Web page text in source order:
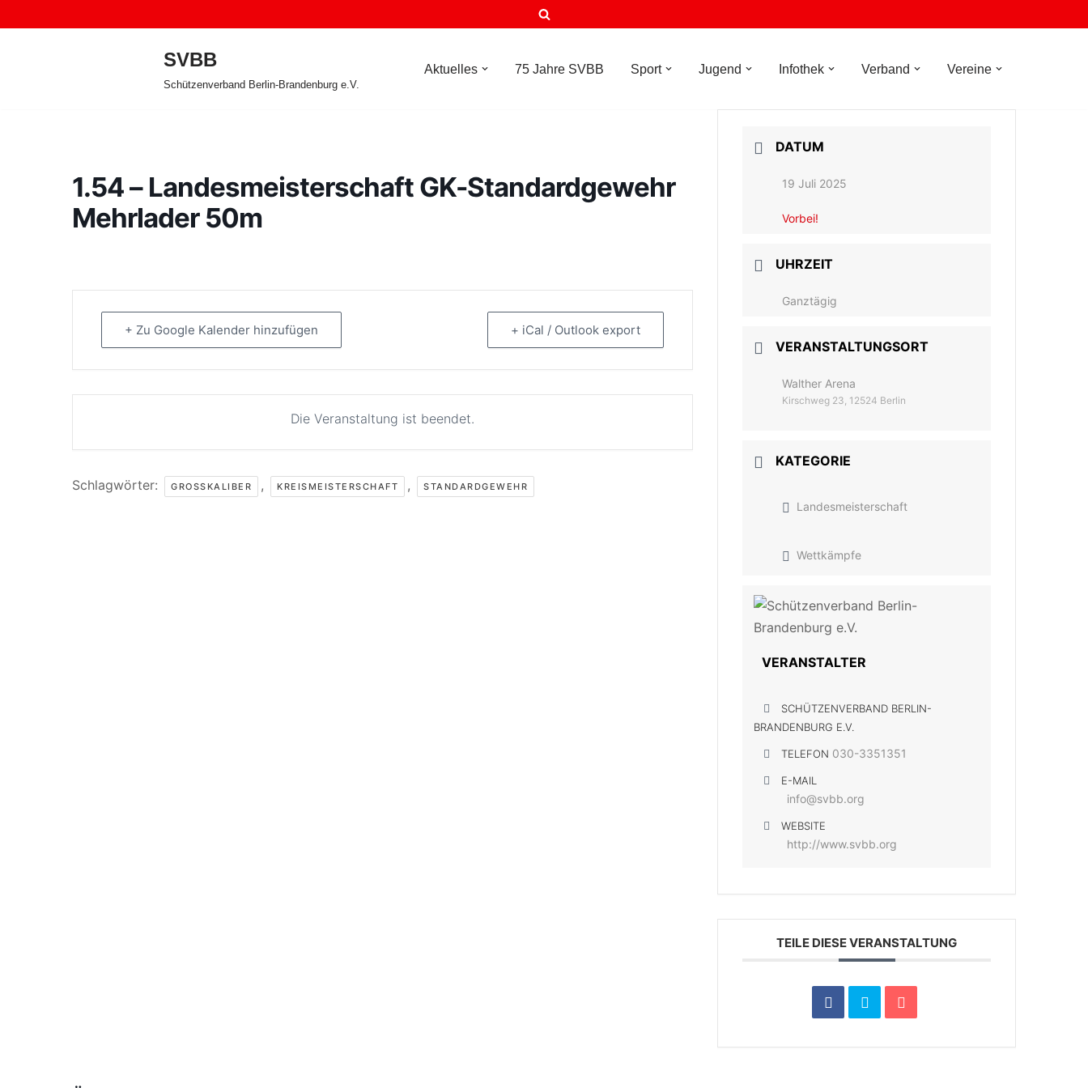
SVBB
Schützenverband Berlin-Brandenburg e.V.
Aktuelles 75 Jahre SVBB Sport Jugend Infothek Verband Vereine
1.54 – Landesmeisterschaft GK-Standardgewehr
Mehrlader 50m
+ Zu Google Kalender hinzufügen + iCal / Outlook export
Die Veranstaltung ist beendet.
Schlagwörter: GROSSKALIBER , KREISMEISTERSCHAFT , STANDARDGEWEHR
DATUM
19 Juli 2025
Vorbei!
UHRZEIT
Ganztägig
VERANSTALTUNGSORT
Walther Arena
Kirschweg 23, 12524 Berlin
KATEGORIE
Landesmeisterschaft
Wettkämpfe
VERANSTALTER
SCHÜTZENVERBAND BERLIN-
BRANDENBURG E.V.
TELEFON 030-3351351
E-MAIL
info@svbb.org
WEBSITE
http://www.svbb.org
TEILE DIESE VERANSTALTUNG